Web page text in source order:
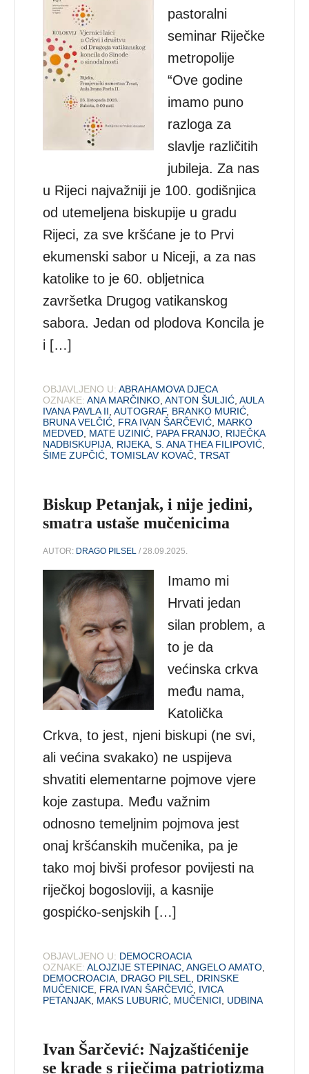
pastoralni
seminar Riječke
metropolije
“Ove godine
imamo puno
razloga za
slavlje različitih
jubileja. Za nas
u Rijeci najvažniji je 100. godišnjica
od utemeljena biskupije u gradu
Rijeci, za sve kršćane je to Prvi
ekumenski sabor u Niceji, a za nas
katolike to je 60. obljetnica
završetka Drugog vatikanskog
sabora. Jedan od plodova Koncila je
i […]
OBJAVLJENO U: ABRAHAMOVA DJECA
OZNAKE: ANA MARČINKO ,ANTON ŠULJIĆ ,AULA
IVANA PAVLA II ,AUTOGRAF, BRANKO MURIĆ
BRUNA VELČIĆ FRA IVAN ŠARČEVIĆ MARKO
MEDVED MATE UZINIĆ PAPA FRANJO RIJEČKA
NADBISKUPIJA RIJEKA ,S. ANA THEA FILIPOVIĆ
ŠIME ZUPČIĆ ,TOMISLAV KOVAČ ,TRSAT
Biskup Petanjak, i nije jedini,
smatra ustaše mučenicima
AUTOR: DRAGO PILSEL / 28.09.2025.
Imamo mi
Hrvati jedan
silan problem, a
to je da
većinska crkva
među nama,
Katolička
Crkva, to jest, njeni biskupi (ne svi,
ali većina svakako) ne uspijeva
shvatiti elementarne pojmove vjere
koje zastupa. Među važnim
odnosno temeljnim pojmova jest
onaj kršćanskih mučenika, pa je
tako moj bivši profesor povijesti na
riječkoj bogosloviji, a kasnije
gospićko-senjskih […]
OBJAVLJENO U: DEMOCROACIA
OZNAKE: ALOJZIJE STEPINAC ,ANGELO AMATO
DEMOCROACIA DRAGO PILSEL
DRINSKE
MUČENICE FRA IVAN ŠARČEVIĆ IVICA
PETANJAK MAKS LUBURIĆ MUČENICI UDBINA
Ivan Šarčević: Najzaštićenije
se krade s riječima patriotizma